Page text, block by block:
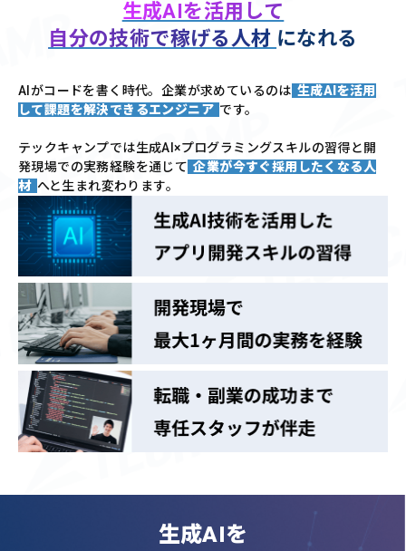
生成AIを活用して
自分の技術で稼げる人材 になれる
AIがコードを書く時代。企業が求めているのは 生成AIを活用
して課題を解決できるエンジニア です。
テックキャンプでは生成AI×プログラミングスキルの習得と開
発現場での実務経験を通じて 企業が今すぐ採用したくなる人
材 へと生まれ変わります。
生成AIを